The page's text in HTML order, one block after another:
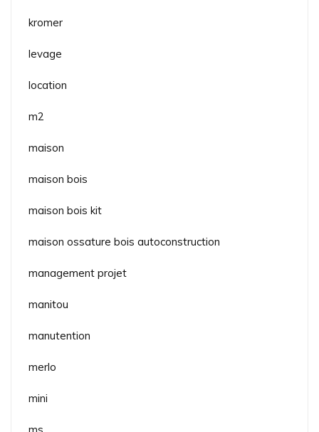
kromer
levage
location
m2
maison
maison bois
maison bois kit
maison ossature bois autoconstruction
management projet
manitou
manutention
merlo
mini